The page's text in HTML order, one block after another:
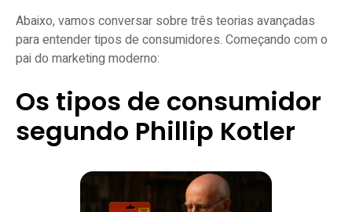
Abaixo, vamos conversar sobre três teorias avançadas
para entender tipos de consumidores. Começando com o
pai do marketing moderno:
Os tipos de consumidor
segundo Phillip Kotler